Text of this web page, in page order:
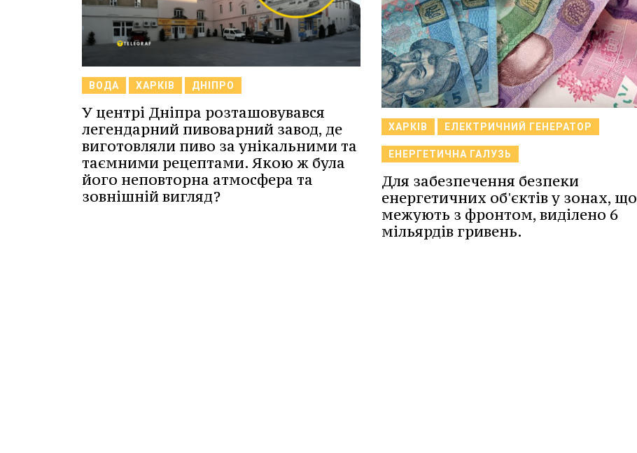
ВОДА ХАРКІВ ДНІПРО
У центрі Дніпра розташовувався
легендарний пивоварний завод, де
виготовляли пиво за унікальними та
таємними рецептами. Якою ж була
його неповторна атмосфера та
зовнішній вигляд?
ХАРКІВ ЕЛЕКТРИЧНИЙ ГЕНЕРАТОР
ЕНЕРГЕТИЧНА ГАЛУЗЬ
Для забезпечення безпеки
енергетичних об'єктів у зонах, що
межують з фронтом, виділено 6
мільярдів гривень.